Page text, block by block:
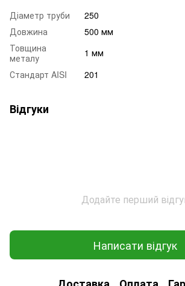
Діаметр труби
250
Довжина
500 мм
Товщина
металу
1 мм
Стандарт AISI
201
Відгуки
Додайте перший
Написати відгук